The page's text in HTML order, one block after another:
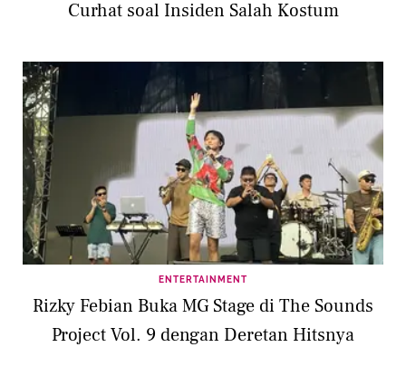
Curhat soal Insiden Salah Kostum
ENTERTAINMENT
Rizky Febian Buka MG Stage di The Sounds
Project Vol. 9 dengan Deretan Hitsnya